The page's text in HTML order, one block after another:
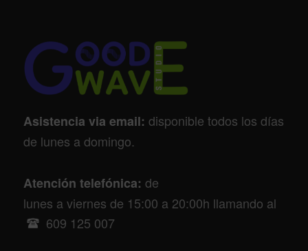
Asistencia via email: disponible todos los días
de lunes a domingo.
Atención telefónica: de
lunes a viernes de 15:00 a 20:00h llamando al
609 125 007